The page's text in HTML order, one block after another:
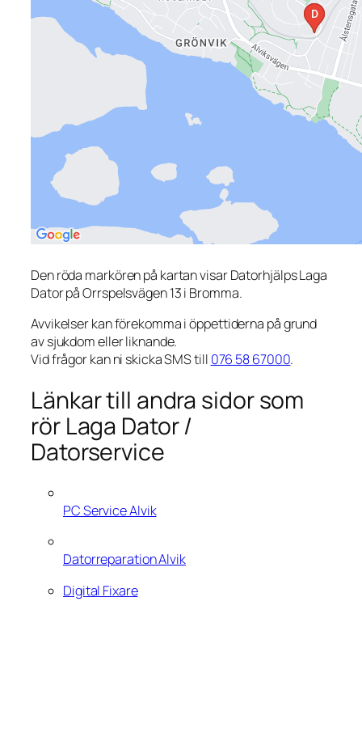
Den röda markören på kartan visar Datorhjälps Laga
Dator på Orrspelsvägen 13 i Bromma.
Avvikelser kan förekomma i öppettiderna på grund
av sjukdom eller liknande.
Vid frågor kan ni skicka SMS till 076 58 67000.
Länkar till andra sidor som
rör Laga Dator /
Datorservice
PC Service Alvik
Datorreparation Alvik
Digital Fixare